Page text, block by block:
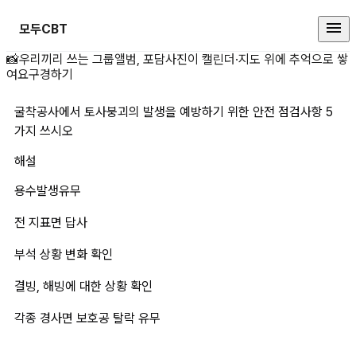
모두CBT
굴착공사에서 토사붕괴의 발생을
📸우리끼리 쓰는 그룹앨범, 포담사진이 캘린더·지도 위에 추억으로 쌓
여요구경하기
굴착공사에서 토사붕괴의 발생을 예방하기 위한 안전 점검사항 5
가지 쓰시오
해설
용수발생유무
전 지표면 답사
부석 상황 변화 확인
결빙, 해빙에 대한 상황 확인
각종 경사면 보호공 탈락 유무